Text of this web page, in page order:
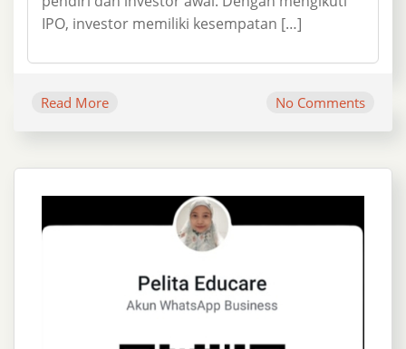
IPO, investor memiliki kesempatan […]
Read More No Comments